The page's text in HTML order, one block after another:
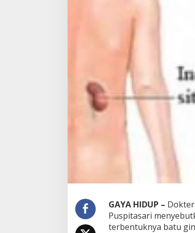
GAYA HIDUP –
Puspitasari
terbentuknya batu